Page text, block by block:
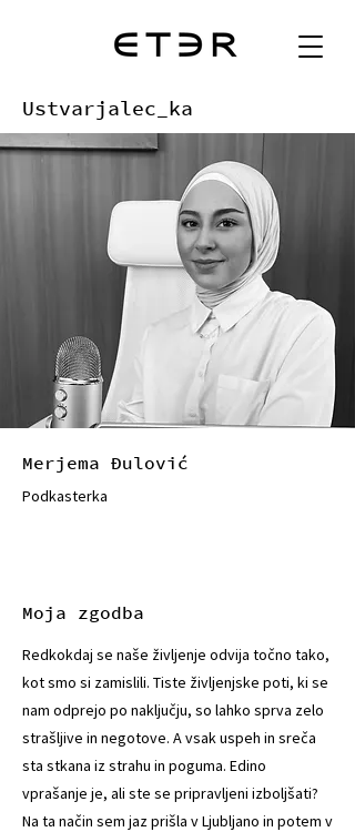
Ustvarjalec_ka
Merjema Đulović
Podkasterka
Moja zgodba
Redkokdaj se naše življenje odvija točno tako,
kot smo si zamislili. Tiste življenjske poti, ki se
nam odprejo po naključju, so lahko sprva zelo
strašljive in negotove. A vsak uspeh in sreča
sta stkana iz strahu in poguma. Edino
vprašanje je, ali ste se pripravljeni izboljšati?
Na ta način sem jaz prišla v Ljubljano in potem v